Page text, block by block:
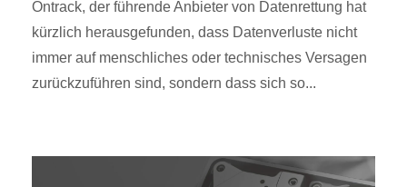
Ontrack, der führende Anbieter von Datenrettung hat
kürzlich herausgefunden, dass Datenverluste nicht
immer auf menschliches oder technisches Versagen
zurückzuführen sind, sondern dass sich so...